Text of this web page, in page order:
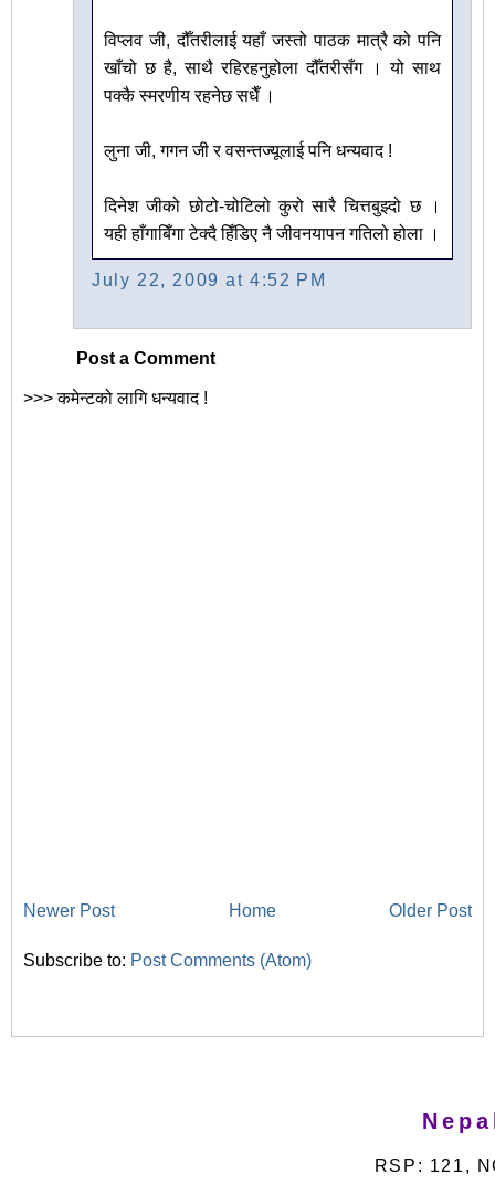
विप्लव जी, दौँतरीलाई यहाँ जस्तो पाठक मात्रै को पनि
खाँचो छ है, साथै रहिरहनुहोला दौँतरीसँग । यो साथ
पक्कै स्मरणीय रहनेछ सधैँ ।
लुना जी, गगन जी र वसन्तज्यूलाई पनि धन्यवाद !
दिनेश जीको छोटो-चोटिलो कुरो सारै चित्तबुझ्दो छ ।
यही हाँगाबिँगा टेक्दै हिँडिए नै जीवनयापन गतिलो होला ।
July 22, 2009 at 4:52 PM
Post a Comment
>>> कमेन्टको लागि धन्यवाद !
Newer Post Older Post
Home
Subscribe to: Post Comments (Atom)
RSP: 121,